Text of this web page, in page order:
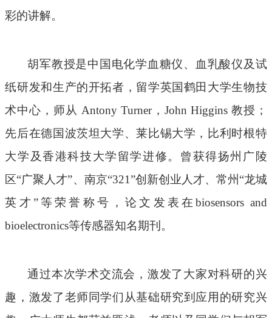
彩的讲解。
胡军教授是中国电化学血糖仪、血乳酸仪及试
纸研发和生产的开拓者， 留学英国鹤田大学生物技
术中心，师从 Antony Turner，John Higgins 教授 ；
先后在德国波茨坦大学、莱比锡大学，比利时根特
大学及香港科技大学留学进修。 曾获得扬州广陵
区“广聚人才”、 南京“321”创新创业人才、常州“龙城
英才”等荣誉称号，论文发表在biosensors and
bioelectronics等传感器知名期刊。
通过本次学术交流会，激发了大家对科研的兴
趣，激发了老师同学们 从基础研究到应用的研究兴